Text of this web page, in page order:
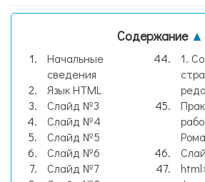
Содержание ▲
Начальные
сведения
Язык HTML
Слайд №3
Слайд №4
Слайд №5
Слайд №6
Слайд №7
1.